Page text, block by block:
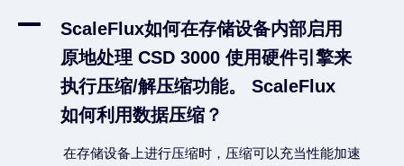
A
ScaleFlux如何在存储设备内部启用
原地处理 CSD 3000 使用硬件引擎来
执行压缩/解压缩功能。 ScaleFlux
如何利用数据压缩？
在存储设备上进行压缩时，压缩可以充当性能加速